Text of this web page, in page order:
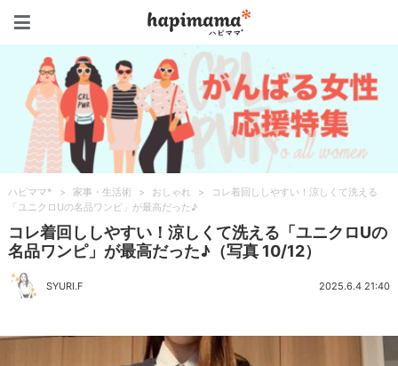
ハピママ* > 家事・生活術 > おしゃれ >
コレ着回ししやすい！涼しくて洗える
「ユニクロUの名品ワンピ」が最高だった♪
コレ着回ししやすい！涼しくて洗える「ユニクロUの
名品ワンピ」が最高だった♪（写真 10/12）
SYURI.F 2025.6.4 21:40